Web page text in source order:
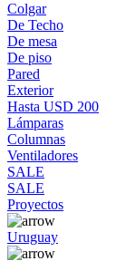
Colgar
De Techo
De mesa
De piso
Pared
Exterior
Hasta USD 200
Lámparas
Columnas
Ventiladores
SALE
SALE
Proyectos
Uruguay